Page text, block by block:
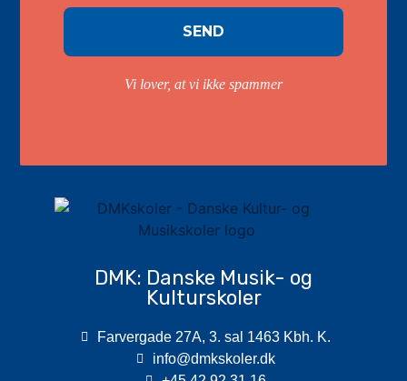
DMK: Danske Musik- og
Kulturskoler
Farvergade 27A, 3. sal 1463 Kbh. K.
info@dmkskoler.dk
Vi lover, at vi ikke spammer